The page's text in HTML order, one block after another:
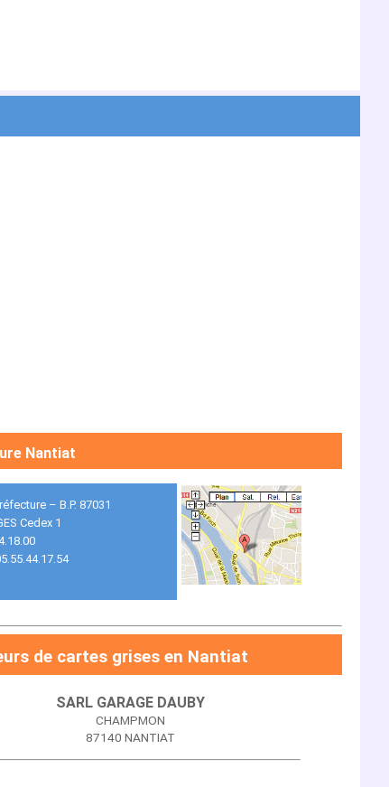
Nantiat
– B.P. 87031
Cedex 1
de cartes grises en Nantiat
SARL GARAGE DAUBY
CHAMPMON
87140 NANTIAT